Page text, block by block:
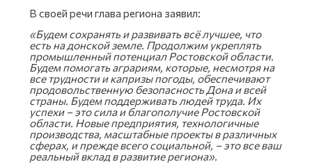
В своей речи глава региона заявил:
«Будем сохранять и развивать всё лучшее, что
есть на донской земле. Продолжим укреплять
промышленный потенциал Ростовской области.
Будем помогать аграриям, которые, несмотря на
все трудности и капризы погоды, обеспечивают
продовольственную безопасность Дона и всей
страны. Будем поддерживать людей труда. Их
успехи – это сила и благополучие Ростовской
области. Новые предприятия, технологичные
производства, масштабные проекты в различных
сферах, и прежде всего социальной, – это все ваш
реальный вклад в развитие региона».